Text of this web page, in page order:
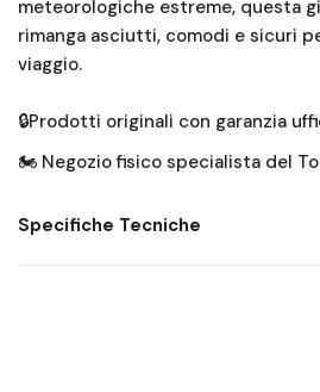
110 - 113 98 - 101 111 -
114 - 117
118 - 123 106 - 113 119
meteorologiche estreme, questa
rimanga asciutti, comodi e sicuri
viaggio.
🔒Prodotti originali con garanzia
🏍️ Negozio fisico specialista del
Specifiche Tecniche